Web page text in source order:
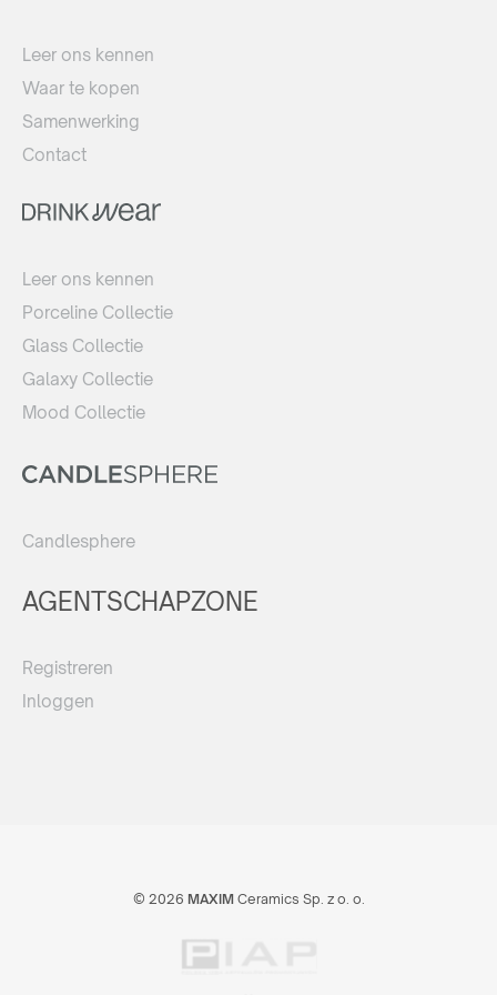
Leer ons kennen
Waar te kopen
Samenwerking
Contact
Leer ons kennen
Porceline Collectie
Glass Collectie
Galaxy Collectie
Mood Collectie
Candlesphere
AGENTSCHAPZONE
Registreren
Inloggen
© 2026 MAXIMCeramics Sp. z o. o.